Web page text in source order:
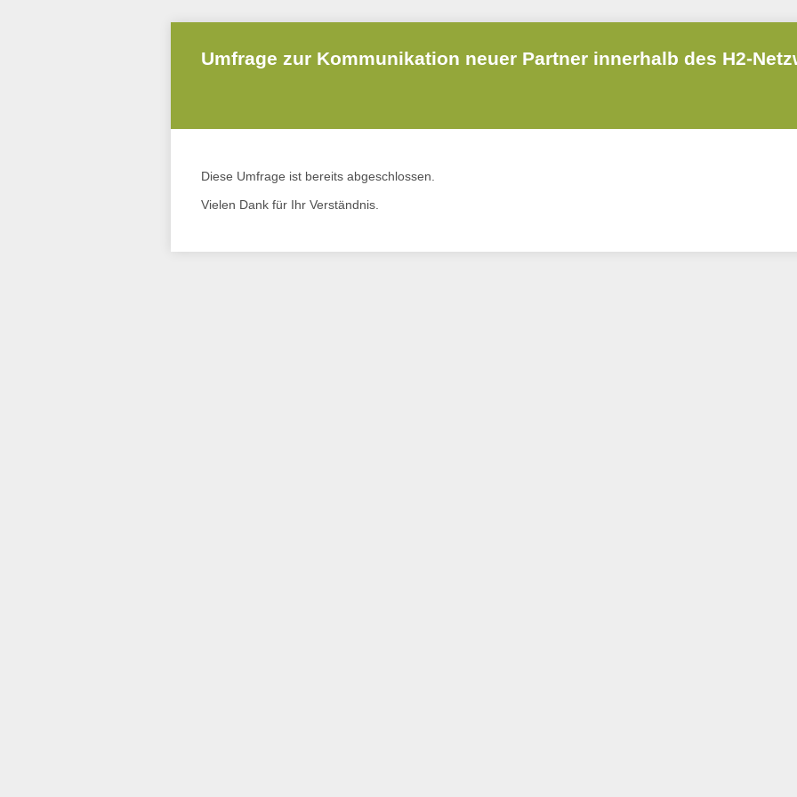
Umfrage zur Kommunikation neuer Partner innerhalb des H2-
Diese Umfrage ist bereits abgeschlossen.
Vielen Dank für Ihr Verständnis.